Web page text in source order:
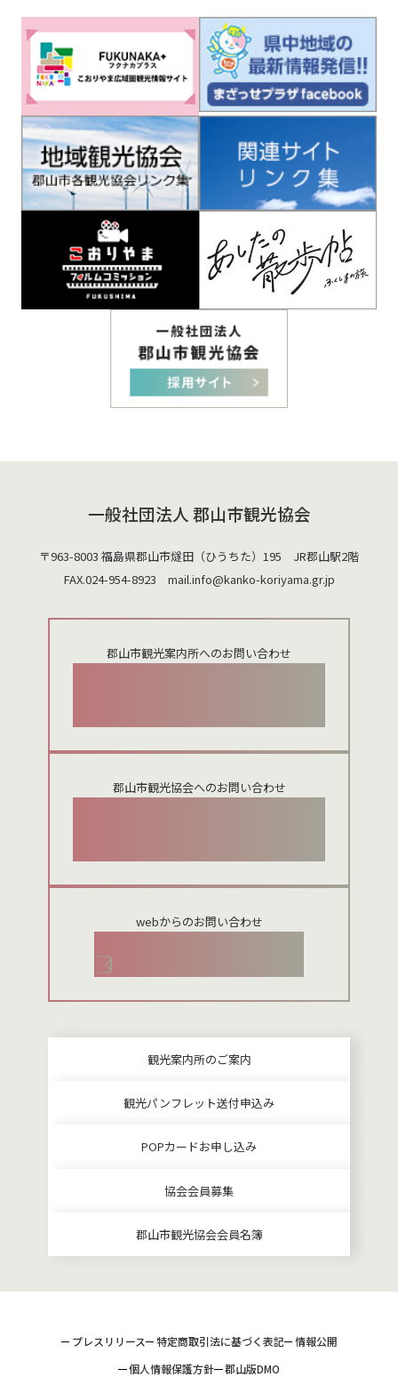
一般社団法人 郡山市観光協会
〒963-8003 福島県郡山市燧田（ひうちた）195 JR郡山駅2階
FAX.024-954-8923 mail.info@kanko-koriyama.gr.jp
郡山市観光案内所へのお問い合わせ
郡山市観光協会へのお問い合わせ
webからのお問い合わせ
観光案内所のご案内
観光パンフレット送付申込み
POPカードお申し込み
協会会員募集
郡山市観光協会会員名簿
プレスリリース 特定商取引法に基づく表記
情報公開
個人情報保護方針
郡山版DMO